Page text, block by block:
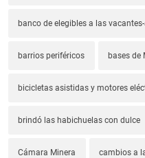
banco de elegibles a las
barrios periféricos bases de
bicicletas asistidas y motores
brindó las habichuelas con dulce
Cámara Minera cambios a